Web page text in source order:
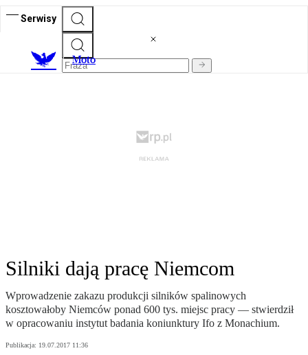
Serwisy
Moto
Silniki dają pracę Niemcom
Wprowadzenie zakazu produkcji silników spalinowych
kosztowałoby Niemców ponad 600 tys. miejsc pracy — stwierdził
w opracowaniu instytut badania koniunktury Ifo z Monachium.
Publikacja: 19.07.2017 11:36